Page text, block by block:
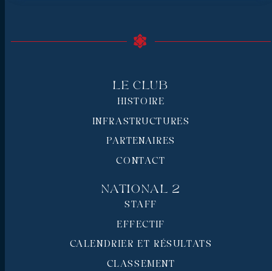
Le Club
HISTOIRE
INFRASTRUCTURES
PARTENAIRES
CONTACT
National 2
STAFF
EFFECTIF
CALENDRIER ET RÉSULTATS
CLASSEMENT